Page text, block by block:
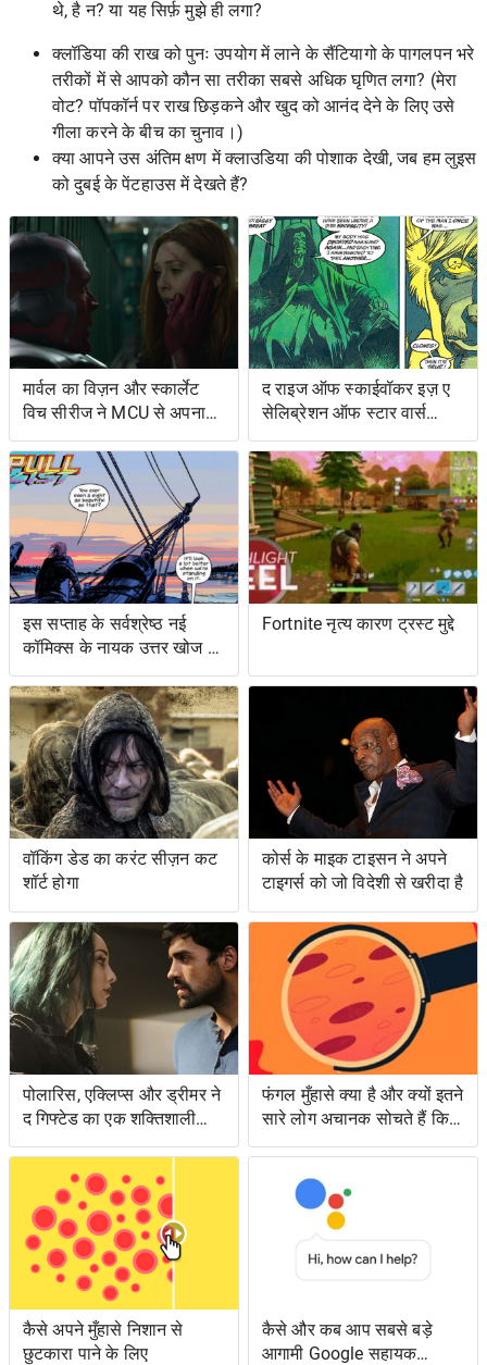
थे, है न? या यह सिर्फ़ मुझे ही लगा?
क्लॉडिया की राख को पुनः उपयोग में लाने के सैंटियागो के पागलपन भरे
तरीकों में से आपको कौन सा तरीका सबसे अधिक घृणित लगा? (मेरा
वोट? पॉपकॉर्न पर राख छिड़कने और खुद को आनंद देने के लिए उसे
गीला करने के बीच का चुनाव।)
क्या आपने उस अंतिम क्षण में क्लाउडिया की पोशाक देखी, जब हम लुइस
को दुबई के पेंटहाउस में देखते हैं?
मार्वल का विज़न और स्कार्लेट
विच सीरीज ने MCU से अपना
शोअरनर चुना
द राइज ऑफ स्काईवॉकर इज़ ए
सेलिब्रेशन ऑफ स्टार वार्स
ओल्ड एक्सटेंडेड यूनिवर्स- एंड
इट्स ग्रेटेस्ट रेस्ट्यूडिएशन
इस सप्ताह के सर्वश्रेष्ठ नई
कॉमिक्स के नायक उत्तर खोज रहे
हैं ... और प्रतिशोध समुद्र पर
Fortnite नृत्य कारण ट्रस्ट मुद्दे
वॉकिंग डेड का करंट सीज़न कट
शॉर्ट होगा
कोर्स के माइक टाइसन ने अपने
टाइगर्स को जो विदेशी से खरीदा है
पोलारिस, एक्लिप्स और ड्रीमर ने
द गिफ्टेड का एक शक्तिशाली
एपिसोड लंगर डाला
फंगल मुँहासे क्या है और क्यों इतने
सारे लोग अचानक सोचते हैं कि
उनके पास क्या है?
कैसे अपने मुँहासे निशान से
छुटकारा पाने के लिए
कैसे और कब आप सबसे बड़े
आगामी Google सहायक